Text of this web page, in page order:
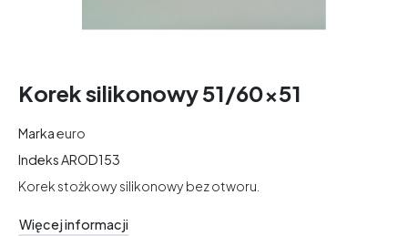
Korek silikonowy 51/60x51
Markaeuro
IndeksAROD153
Korek stożkowy silikonowy bez otworu.
Więcej informacji